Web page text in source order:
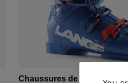
Chaussures de ski RS 130